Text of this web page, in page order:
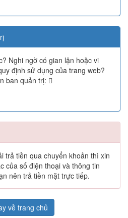
Nghi ngờ có gian lận hoặc vi
định sử dụng của trang web?
ban quản trị:
trả tiền qua chuyển khoản thì xin
của số điện thoại và thông tin
nên trả tiền mặt trực tiếp.
về trang chủ